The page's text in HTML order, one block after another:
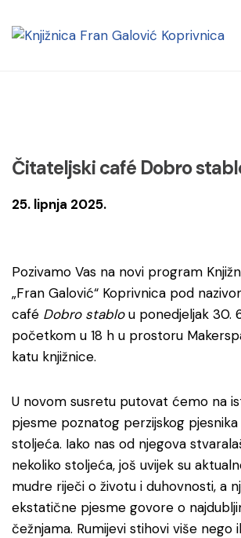
Čitateljski café Dobro
25. lipnja 2025.
Pozivamo Vas na novi program
„Fran Galović“ Koprivnica pod
café Dobro stablou ponedjeljak 30.
početkom u 18 h u prostoru
katu knjižnice.
U novom susretu putovat ćemo na
pjesme poznatog perzijskog pjesnika
stoljeća. Iako nas od njegova
nekoliko stoljeća, još uvijek su
mudre riječi o životu i duhovnosti, a
ekstatične pjesme govore o
čežnjama. Rumijevi stihovi više nego